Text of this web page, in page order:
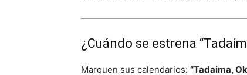
¿Cuándo se estrena
Marquen sus calendarios: “Tadaima,